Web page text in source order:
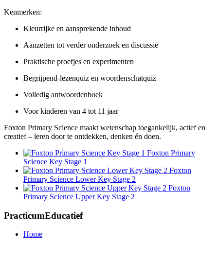
Kenmerken:
Kleurrijke en aansprekende inhoud
Aanzetten tot verder onderzoek en discussie
Praktische proefjes en experimenten
Begrijpend-lezenquiz en woordenschatquiz
Volledig antwoordenboek
Voor kinderen van 4 tot 11 jaar
Foxton Primary Science maakt wetenschap toegankelijk, actief en
creatief – leren door te ontdekken, denken én doen.
Foxton Primary
Science Key Stage 1
Foxton
Primary Science Lower Key Stage 2
Foxton
Primary Science Upper Key Stage 2
PracticumEducatief
Home